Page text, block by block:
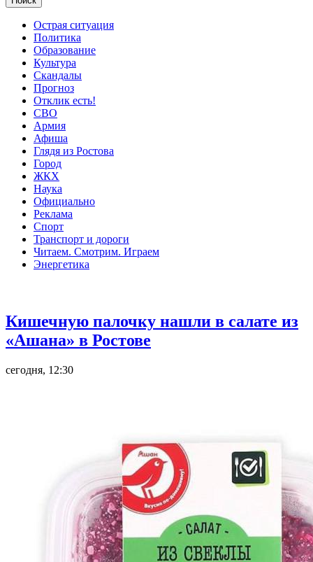
Острая ситуация
Политика
Образование
Культура
Скандалы
Прогноз
Отклик есть!
СВО
Армия
Афиша
Глядя из Ростова
Город
ЖКХ
Наука
Официально
Реклама
Спорт
Транспорт и дороги
Читаем. Смотрим. Играем
Энергетика
Кишечную палочку нашли в салате из
«Ашана» в Ростове
сегодня, 12:30